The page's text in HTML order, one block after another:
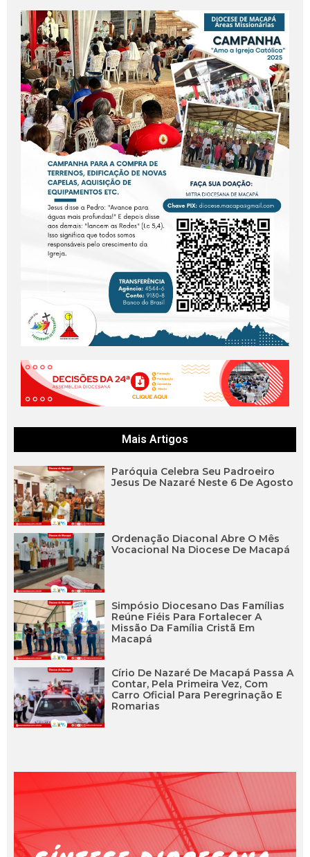
Mais Artigos
Paróquia Celebra Seu Padroeiro
Jesus De Nazaré Neste 6 De Agosto
Ordenação Diaconal Abre O Mês
Vocacional Na Diocese De Macapá
Simpósio Diocesano Das Famílias
Reúne Fiéis Para Fortalecer A
Missão Da Família Cristã Em
Macapá
Círio De Nazaré De Macapá Passa A
Contar, Pela Primeira Vez, Com
Carro Oficial Para Peregrinação E
Romarias